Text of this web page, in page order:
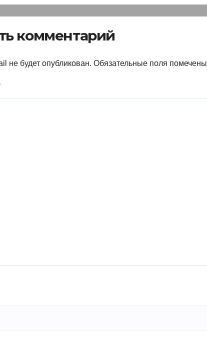
комментарий
не будет опубликован. Обязательные поля помечены